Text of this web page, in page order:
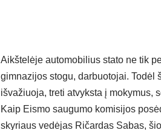
Aikštelėje automobilius stato ne tik
gimnazijos stogu, darbuotojai. Todėl
išvažiuoja, treti atvyksta į mokymus,
Kaip Eismo saugumo komisijos
skyriaus vedėjas Ričardas Sabas,